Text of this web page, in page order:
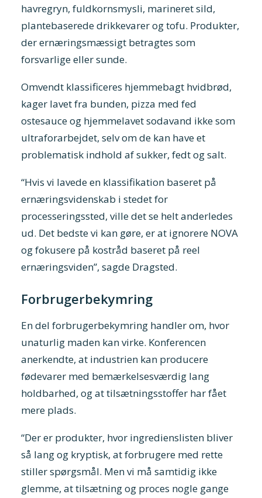
havregryn, fuldkornsmysli, marineret sild,
plantebaserede drikkevarer og tofu. Produkter,
der ernæringsmæssigt betragtes som
forsvarlige eller sunde.
Omvendt klassificeres hjemmebagt hvidbrød,
kager lavet fra bunden, pizza med fed
ostesauce og hjemmelavet sodavand ikke som
ultraforarbejdet, selv om de kan have et
problematisk indhold af sukker, fedt og salt.
“Hvis vi lavede en klassifikation baseret på
ernæringsvidenskab i stedet for
processeringssted, ville det se helt anderledes
ud. Det bedste vi kan gøre, er at ignorere NOVA
og fokusere på kostråd baseret på reel
ernæringsviden”, sagde Dragsted.
Forbrugerbekymring
En del forbrugerbekymring handler om, hvor
unaturlig maden kan virke. Konferencen
anerkendte, at industrien kan producere
fødevarer med bemærkelsesværdig lang
holdbarhed, og at tilsætningsstoffer har fået
mere plads.
“Der er produkter, hvor ingredienslisten bliver
så lang og kryptisk, at forbrugere med rette
stiller spørgsmål. Men vi må samtidig ikke
glemme, at tilsætning og proces nogle gange